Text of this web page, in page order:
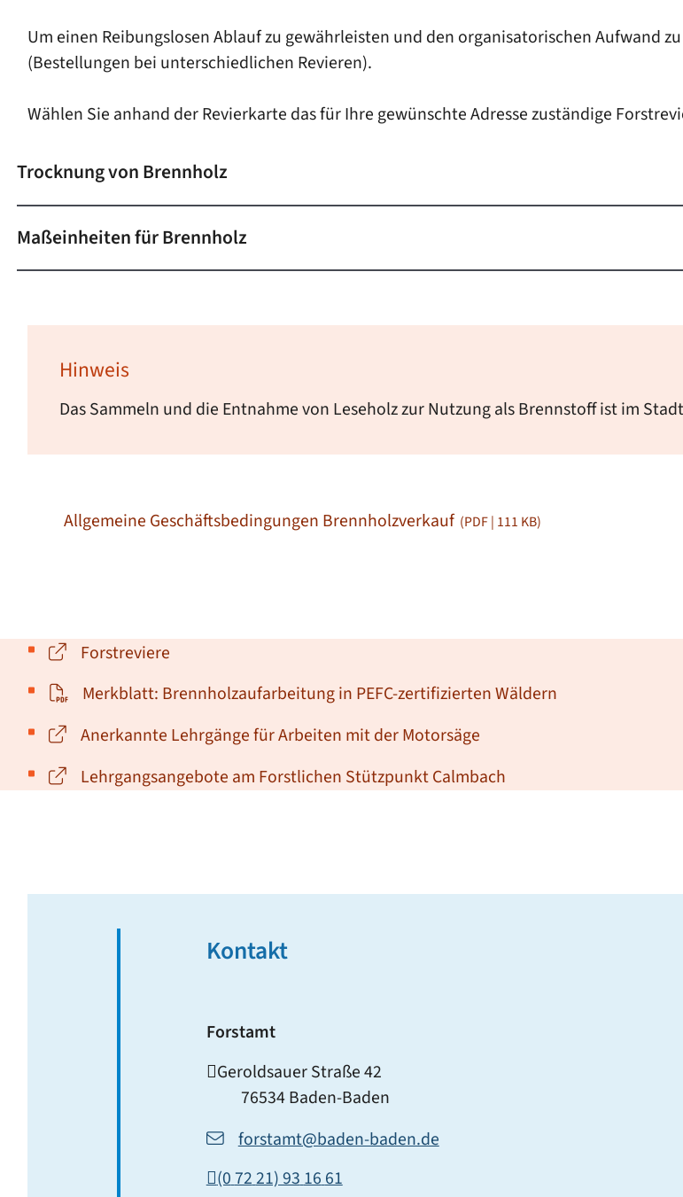
Um einen Reibungslosen Ablauf zu gewährleisten und den organisatorischen Aufwand
(Bestellungen bei unterschiedlichen Revieren).
Wählen Sie anhand der Revierkarte das für Ihre gewünschte Adresse zuständige
Trocknung von Brennholz
Maßeinheiten für Brennholz
Hinweis
Das Sammeln und die Entnahme von Leseholz zur Nutzung als Brennstoff ist im
Allgemeine Geschäftsbedingungen Brennholzverkauf (PDF | 111 KB)
Forstreviere
Merkblatt: Brennholzaufarbeitung in PEFC-zertifizierten Wäldern
Anerkannte Lehrgänge für Arbeiten mit der Motorsäge
Lehrgangsangebote am Forstlichen Stützpunkt Calmbach
Kontakt
Forstamt
Geroldsauer Straße 42
76534Baden-Baden
forstamt@baden-baden.de
(07221) 931661